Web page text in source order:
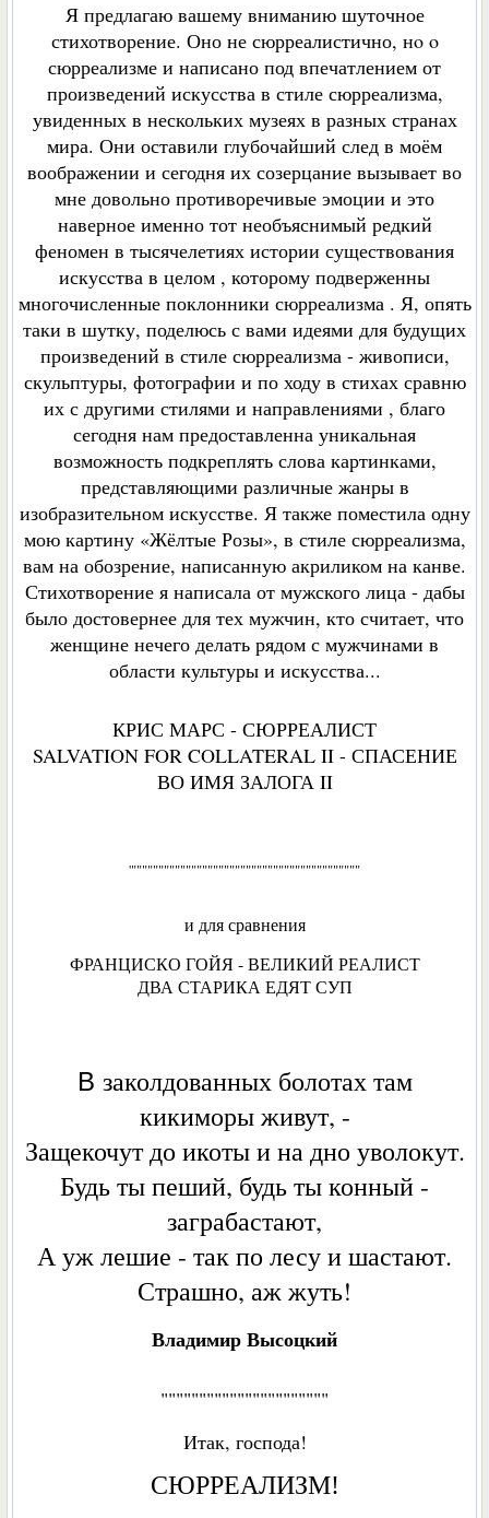
Я предлагаю вашему вниманию шуточное
стихотворение. Оно не сюрреалистично, нo o
сюрреализме и написано под впечатлением от
произведений искусcтва в стиле сюрреализма,
увиденных в нескольких музеях в разных странах
мира. Они оставили глубочайший след в моём
воображении и сегодня их созерцание вызывает во
мне довольно противоречивые эмоции и это
наверное именно тот необъяснимый редкий
феномен в тысячелетиях истории существования
искусcтва в целом , которому подверженны
многочисленные поклонники сюрреализма . Я, опять
таки в шутку, поделюсь с вами идеями для будущих
произведений в стиле сюрреализма - живописи,
скульптуры, фотографии и по ходу в стихах сравню
их с другими стилями и направлениями , благо
сегодня нам предоставленна уникальная
возможность подкреплять слова картинками,
представляющими различные жанры в
изобразительном искусстве. Я также поместила одну
мою картину «Жёлтые Розы», в стиле сюрреализма,
вам на обозрение, написанную акриликом на канве.
Стихотворение я написала от мужского лица - дабы
было достовернее для тех мужчин, кто считает, что
женщине нечего делать рядом с мужчинами в
области культуры и искусства...
КРИС МАРС - СЮРРЕАЛИСТ
SALVATION FOR COLLATERAL II - СПАСЕНИЕ
ВО ИМЯ ЗАЛОГА II
'""""""""""""""""""""""""""""""""""""""""""
и для сравнения
ФРАНЦИСКО ГОЙЯ - ВЕЛИКИЙ РЕАЛИСТ
ДВА СТАРИКА ЕДЯТ СУП
В заколдованных болотах там
кикиморы живут, -
Защекочут до икоты и на дно уволокут.
Будь ты пеший, будь ты конный -
заграбастают,
А уж лешие - так по лесу и шастают.
Страшно, аж жуть!
Владимир Высоцкий
""""""""""""""""""""""
Итак, господа!
СЮРРЕАЛИЗМ!